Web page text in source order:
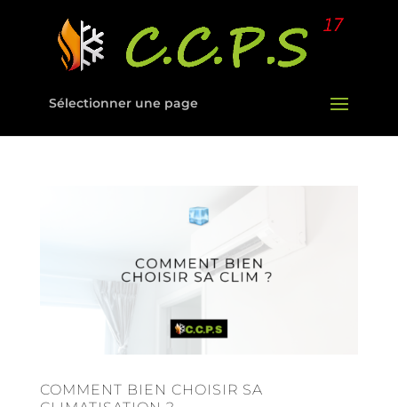
Sélectionner une page
COMMENT BIEN CHOISIR SA